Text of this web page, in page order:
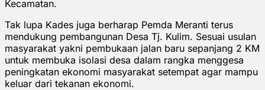
Kecamatan.
Tak lupa Kades juga berharap Pemda Meranti terus
mendukung pembangunan Desa Tj. Kulim. Sesuai usulan
masyarakat yakni pembukaan jalan baru sepanjang 2 KM
untuk membuka isolasi desa dalam rangka menggesa
peningkatan ekonomi masyarakat setempat agar mampu
keluar dari tekanan ekonomi.